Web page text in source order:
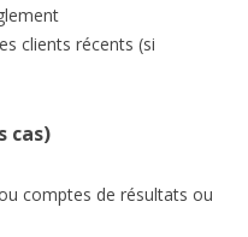
clients récents (si
cas)
comptes de résultats ou